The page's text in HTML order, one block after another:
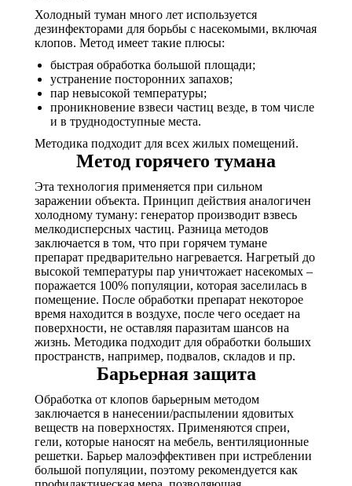
Холодный туман много лет используется
дезинфекторами для борьбы с насекомыми, включая
клопов. Метод имеет такие плюсы:
быстрая обработка большой площади;
устранение посторонних запахов;
пар невысокой температуры;
проникновение взвеси частиц везде, в том числе
и в труднодоступные места.
Методика подходит для всех жилых помещений.
Метод горячего тумана
Эта технология применяется при сильном
заражении объекта. Принцип действия аналогичен
холодному туману: генератор производит взвесь
мелкодисперсных частиц. Разница методов
заключается в том, что при горячем тумане
препарат предварительно нагревается. Нагретый до
высокой температуры пар уничтожает насекомых –
поражается 100% популяции, которая заселилась в
помещение. После обработки препарат некоторое
время находится в воздухе, после чего оседает на
поверхности, не оставляя паразитам шансов на
жизнь. Методика подходит для обработки больших
пространств, например, подвалов, складов и пр.
Барьерная защита
Обработка от клопов барьерным методом
заключается в нанесении/распылении ядовитых
веществ на поверхностях. Применяются спреи,
гели, которые наносят на мебель, вентиляционные
решетки. Барьер малоэффективен при истреблении
большой популяции, поэтому рекомендуется как